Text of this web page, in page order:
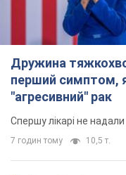
Дружина
перший симптом,
"агресивний" рак
Спершу лікарі не
7 годин тому 10,5 т.